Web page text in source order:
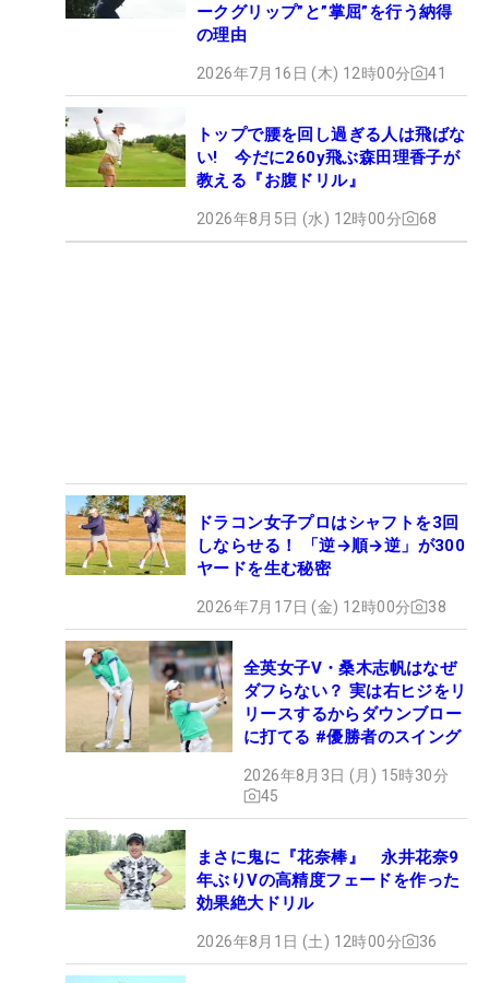
ークグリップ”と”掌屈”を行う納得
の理由
2026年7月16日 (木) 12時00分 41
トップで腰を回し過ぎる人は飛ばな
い! 今だに260y飛ぶ森田理香子が
教える『お腹ドリル』
2026年8月5日 (水) 12時00分 68
ドラコン女子プロはシャフトを3回
しならせる！ 「逆→順→逆」が300
ヤードを生む秘密
2026年7月17日 (金) 12時00分 38
全英女子V・桑木志帆はなぜ
ダフらない？ 実は右ヒジをリ
リースするからダウンブロー
に打てる #優勝者のスイング
2026年8月3日 (月) 15時30分
45
まさに鬼に『花奈棒』 永井花奈9
年ぶりVの高精度フェードを作った
効果絶大ドリル
2026年8月1日 (土) 12時00分 36